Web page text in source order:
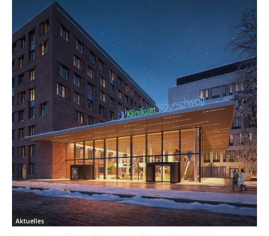
Aktuelles